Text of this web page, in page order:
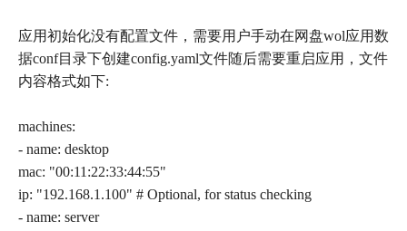
应用初始化没有配置文件，需要用户手动在网盘wol应用数
据conf目录下创建config.yaml文件随后需要重启应用，文件
内容格式如下:
machines:
- name: desktop
mac: "00:11:22:33:44:55"
ip: "192.168.1.100" # Optional, for status checking
- name: server